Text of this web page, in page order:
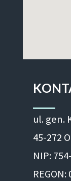
ul. gen.
45-272
NIP: